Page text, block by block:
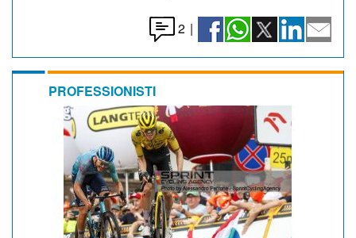
2 |
PROFESSIONISTI